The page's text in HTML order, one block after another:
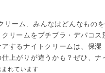
ーム、みんなはどんなもの
リームをプチプラ・デパコス
するナイトクリームは、保
上がりが違うかも？ぜひ、ナ
れています